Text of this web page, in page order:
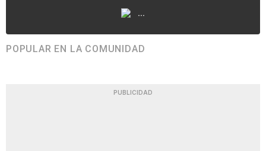
...
POPULAR EN LA COMUNIDAD
PUBLICIDAD